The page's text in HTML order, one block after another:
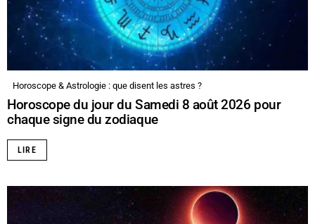
Horoscope & Astrologie : que disent les astres ?
Horoscope du jour du Samedi 8 août 2026 pour
chaque signe du zodiaque
LIRE